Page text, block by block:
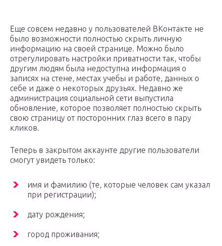
Еще совсем недавно у пользователей ВКонтакте не
было возможности полностью скрыть личную
информацию на своей странице. Можно было
отрегулировать настройки приватности так, чтобы
другим людям была недоступна информация о
записях на стене, местах учебы и работе, данных о
себе и даже о некоторых друзьях. Недавно же
администрация социальной сети выпустила
обновление, которое позволяет полностью скрыть
свою страницу от посторонних глаз всего в пару
кликов.
Теперь в закрытом аккаунте другие пользователи
смогут увидеть только:
имя и фамилию (те, которые человек сам указал
при регистрации);
дату рождения;
город проживания;